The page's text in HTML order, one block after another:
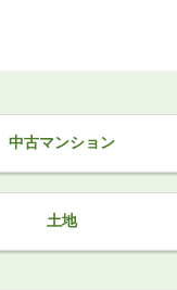
中古マンション
土地